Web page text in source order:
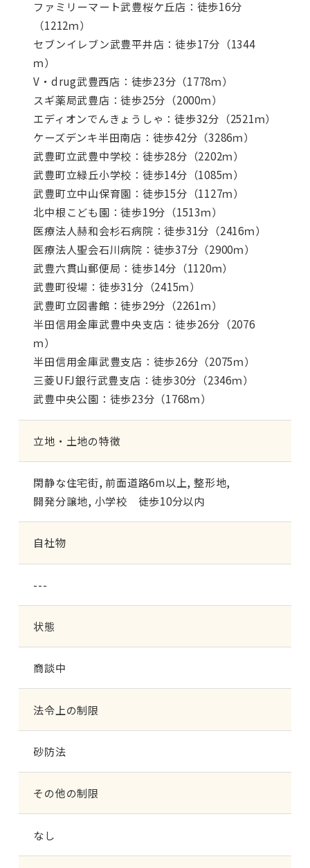
ファミリーマート武豊桜ケ丘店：徒歩16分
（1212ｍ）
セブンイレブン武豊平井店：徒歩17分（1344
ｍ）
V・drug武豊西店：徒歩23分（1778ｍ）
スギ薬局武豊店：徒歩25分（2000ｍ）
エディオンでんきょうしゃ：徒歩32分（2521ｍ）
ケーズデンキ半田南店：徒歩42分（3286ｍ）
武豊町立武豊中学校：徒歩28分（2202ｍ）
武豊町立緑丘小学校：徒歩14分（1085ｍ）
武豊町立中山保育園：徒歩15分（1127ｍ）
北中根こども園：徒歩19分（1513ｍ）
医療法人赫和会杉石病院：徒歩31分（2416ｍ）
医療法人聖会石川病院：徒歩37分（2900ｍ）
武豊六貫山郵便局：徒歩14分（1120ｍ）
武豊町役場：徒歩31分（2415ｍ）
武豊町立図書館：徒歩29分（2261ｍ）
半田信用金庫武豊中央支店：徒歩26分（2076
ｍ）
半田信用金庫武豊支店：徒歩26分（2075ｍ）
三菱UFJ銀行武豊支店：徒歩30分（2346ｍ）
武豊中央公園：徒歩23分（1768ｍ）
立地・土地の特徴
閑静な住宅街 前面道路6m以上 整形地
開発分譲地 小学校 徒歩10分以内
自社物
---
状態
商談中
法令上の制限
砂防法
その他の制限
なし